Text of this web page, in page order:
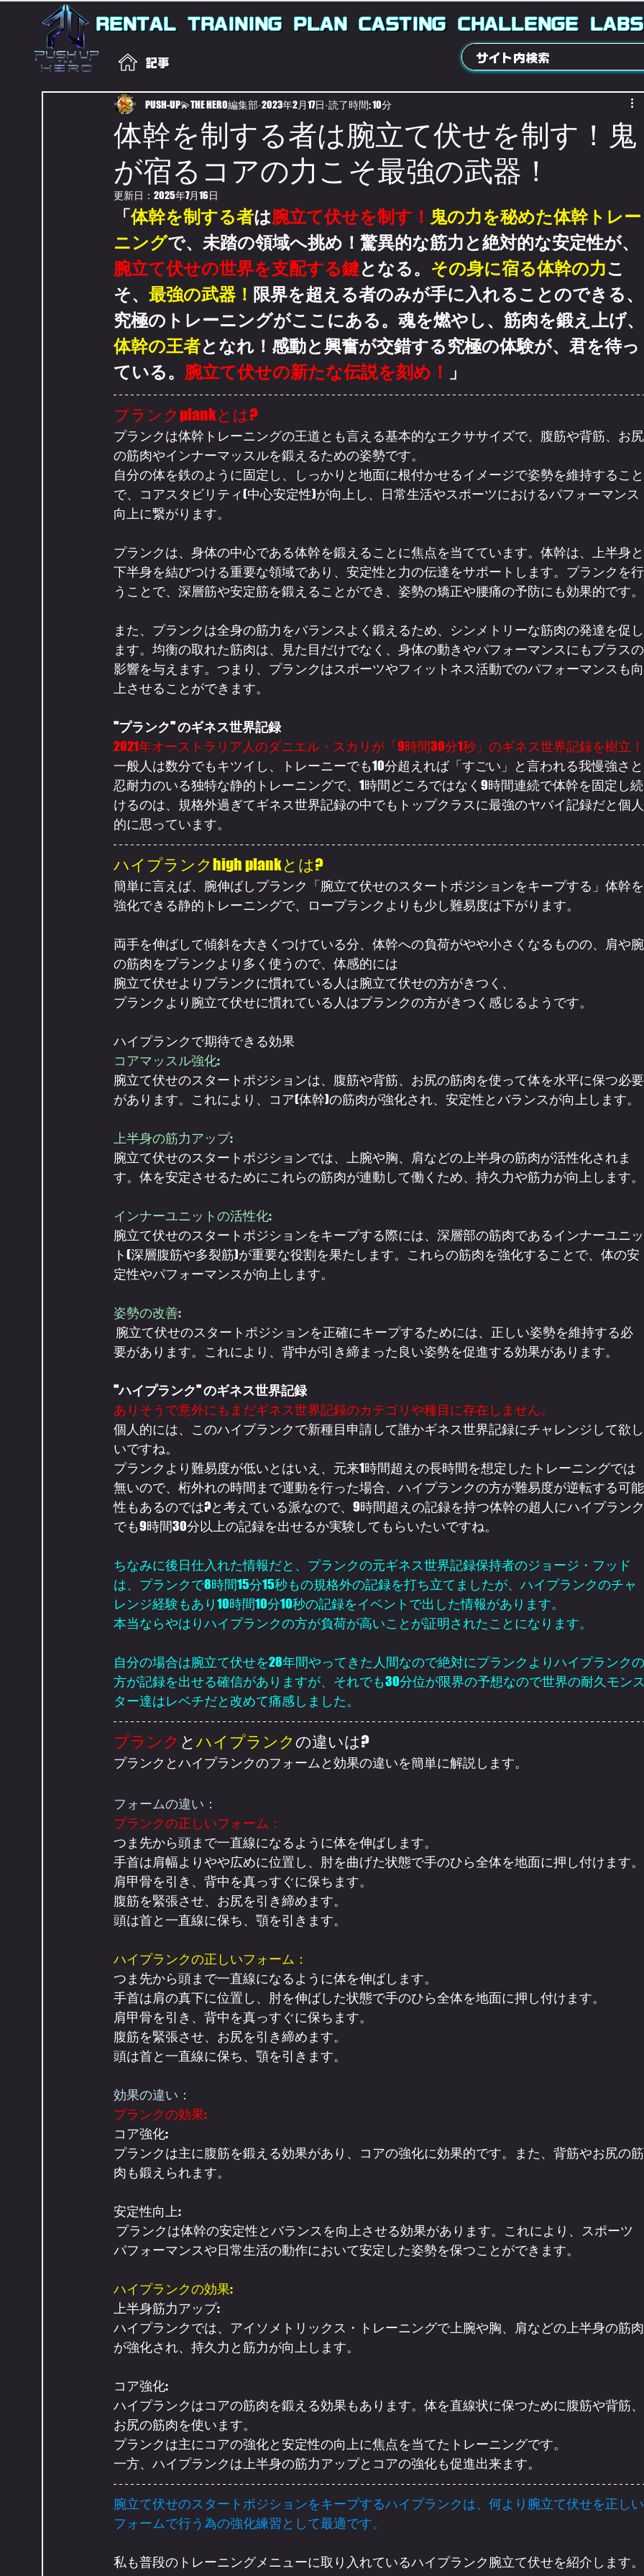
RENTAL TRAINING PLAN CASTING CHALLENGE LABS
記事
体幹を制する者は腕立て伏せを制す！鬼
が宿るコアの力こそ最強の武器！
PUSH-UP💫THE HERO編集部 2023年2月17日 読了時間: 10分
更新日： 2025年7月16日
「体幹を制する者は腕立て伏せを制す！ 鬼の力を秘めた体幹トレー
ニングで、未踏の領域へ挑め！驚異的な筋力と絶対的な安定性が、
腕立て伏せの世界を支配する鍵となる。 その身に宿る体幹の力こ
そ、 最強の武器！ 限界を超える者のみが手に入れることのできる、
究極のトレーニングがここにある。魂を燃やし、筋肉を鍛え上げ、
体幹の王者となれ！感動と興奮が交錯する究極の体験が、君を待っ
ている。 腕立て伏せの新たな伝説を刻め！ 」
プランクplankとは?
プランクは体幹トレーニングの王道とも言える基本的なエクササイズで、腹筋や背筋、お尻
の筋肉やインナーマッスルを鍛えるための姿勢です。
自分の体を鉄のように固定し、しっかりと地面に根付かせるイメージで姿勢を維持すること
で、コアスタビリティ(中心安定性)が向上し、日常生活やスポーツにおけるパフォーマンス
向上に繋がります。
プランクは、身体の中心である体幹を鍛えることに焦点を当てています。体幹は、上半身と
下半身を結びつける重要な領域であり、安定性と力の伝達をサポートします。プランクを行
うことで、深層筋や安定筋を鍛えることができ、姿勢の矯正や腰痛の予防にも効果的です。
また、プランクは全身の筋力をバランスよく鍛えるため、シンメトリーな筋肉の発達を促し
ます。均衡の取れた筋肉は、見た目だけでなく、身体の動きやパフォーマンスにもプラスの
影響を与えます。つまり、プランクはスポーツやフィットネス活動でのパフォーマンスも向
上させることができます。
"プランク" のギネス世界記録
2021年オーストラリア人のダニエル・スカリが「9時間30分1秒」のギネス世界記録を樹立！
一般人は数分でもキツイし、トレーニーでも10分超えれば「すごい」と言われる我慢強さと
忍耐力のいる独特な静的トレーニングで、1時間どころではなく9時間連続で体幹を固定し続
けるのは、規格外過ぎてギネス世界記録の中でもトップクラスに最強のヤバイ記録だと個人
的に思っています。
ハイプランクhigh plankとは?
簡単に言えば、腕伸ばしプランク「腕立て伏せのスタートポジションをキープする」体幹を
強化できる静的トレーニングで、ロープランクよりも少し難易度は下がります。
両手を伸ばして傾斜を大きくつけている分、体幹への負荷がやや小さくなるものの、肩や腕
の筋肉をプランクより多く使うので、体感的には
腕立て伏せよりプランクに慣れている人は腕立て伏せの方がきつく、
プランクより腕立て伏せに慣れている人はプランクの方がきつく感じるようです。
ハイプランクで期待できる効果
コアマッスル強化:
腕立て伏せのスタートポジションは、腹筋や背筋、お尻の筋肉を使って体を水平に保つ必要
があります。これにより、コア(体幹)の筋肉が強化され、安定性とバランスが向上します。
上半身の筋力アップ:
腕立て伏せのスタートポジションでは、上腕や胸、肩などの上半身の筋肉が活性化されま
す。体を安定させるためにこれらの筋肉が連動して働くため、持久力や筋力が向上します。
インナーユニットの活性化:
腕立て伏せのスタートポジションをキープする際には、深層部の筋肉であるインナーユニッ
ト(深層腹筋や多裂筋)が重要な役割を果たします。これらの筋肉を強化することで、体の安
定性やパフォーマンスが向上します。
姿勢の改善:
要があります。これにより、背中が引き締まった良い姿勢を促進する効果があります。
"ハイプランク" のギネス世界記録
ありそうで意外にもまだギネス世界記録のカテゴリや種目に存在しません。
個人的には、このハイプランクで新種目申請して誰かギネス世界記録にチャレンジして欲し
いですね。
プランクより難易度が低いとはいえ、元来1時間超えの長時間を想定したトレーニングでは
無いので、桁外れの時間まで運動を行った場合、ハイプランクの方が難易度が逆転する可能
性もあるのでは?と考えている派なので、9時間超えの記録を持つ体幹の超人にハイプランク
でも9時間30分以上の記録を出せるか実験してもらいたいですね。
ちなみに後日仕入れた情報だと、プランクの元ギネス世界記録保持者のジョージ・フッド
は、プランクで8時間15分15秒もの規格外の記録を打ち立てましたが、ハイプランクのチャ
レンジ経験もあり10時間10分10秒の記録をイベントで出した情報があります。
本当ならやはりハイプランクの方が負荷が高いことが証明されたことになります。
自分の場合は腕立て伏せを28年間やってきた人間なので絶対にプランクよりハイプランクの
方が記録を出せる確信がありますが、それでも30分位が限界の予想なので世界の耐久モン
ター達はレベチだと改めて痛感しました。
プランク と ハイプランクの違いは?
プランクとハイプランクのフォームと効果の違いを簡単に解説します。
フォームの違い：
プランクの正しいフォーム：
つま先から頭まで一直線になるように体を伸ばします。
手首は肩幅よりやや広めに位置し、肘を曲げた状態で手のひら全体を地面に押し付けます。
肩甲骨を引き、背中を真っすぐに保ちます。
腹筋を緊張させ、お尻を引き締めます。
頭は首と一直線に保ち、顎を引きます。
ハイプランクの正しいフォーム：
つま先から頭まで一直線になるように体を伸ばします。
手首は肩の真下に位置し、肘を伸ばした状態で手のひら全体を地面に押し付けます。
肩甲骨を引き、背中を真っすぐに保ちます。
腹筋を緊張させ、お尻を引き締めます。
頭は首と一直線に保ち、顎を引きます。
効果の違い：
プランクの効果:
コア強化:
プランクは主に腹筋を鍛える効果があり、コアの強化に効果的です。また、背筋やお尻の筋
肉も鍛えられます。
安定性向上:
パフォーマンスや日常生活の動作において安定した姿勢を保つことができます。
ハイプランクの効果:
上半身筋力アップ:
ハイプランクでは、アイソメトリックス・トレーニングで上腕や胸、肩などの上半身の筋肉
が強化され、持久力と筋力が向上します。
コア強化:
ハイプランクはコアの筋肉を鍛える効果もあります。体を直線状に保つために腹筋や背筋、
お尻の筋肉を使います。
プランクは主にコアの強化と安定性の向上に焦点を当てたトレーニングです。
一方、ハイプランクは上半身の筋力アップとコアの強化も促進出来ます。
腕立て伏せのスタートポジションをキープするハイプランクは、何より腕立て伏せを正しい
フォームで行う為の強化練習として最適です。
私も普段のトレーニングメニューに取り入れているハイプランク腕立て伏せを紹介します。